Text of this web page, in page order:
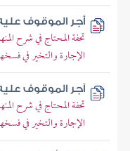
أجر الموقوف
تحفة المحتاج في شرح
الإجارة والتخير في
آجر الموقوف
تحفة المحتاج في شرح
الإجارة والتخير في